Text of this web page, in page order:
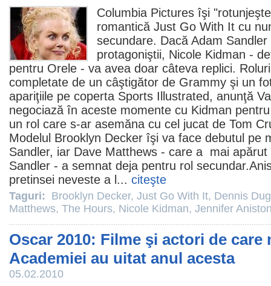
Columbia Pictures îşi
romantică Just Go With It cu
secundare. Dacă Adam Sandler
protagoniştii, Nicole Kidman -
pentru Orele - va avea doar câteva replici.
completate de un câştigător de Grammy şi un
apariţiile pe coperta Sports Illustrated, anunţă
negociază în aceste momente cu Kidman
un rol care s-ar asemăna cu cel jucat de Tom
Modelul Brooklyn Decker îşi va face debutul pe
Sandler, iar Dave Matthews - care a mai
Sandler - a semnat deja pentru rol
pretinsei neveste a l... citeşte
Taguri: Brooklyn Decker, Just Go With It, Dennis
Matthews, The Hours, Nicole Kidman, Jennifer
Oscar 2010: Filme şi actori de care
Academiei au uitat anul acesta
05.02.2010